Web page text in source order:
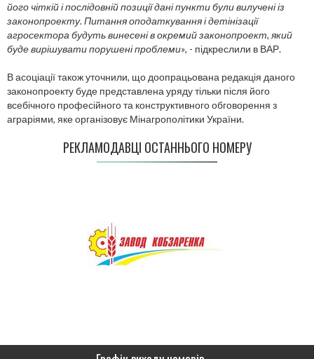
його чіткій і послідовній позиції дані пункти були вилучені із
законопроекту. Питання оподаткування і детінізації
агросектора будуть винесені в окремий законопроект, який
буде вирішувати порушені проблеми», - підкреслили в ВАР.
В асоціації також уточнили, що доопрацьована редакція даного
законопроекту буде представлена ​​уряду тільки після його
всебічного професійного та конструктивного обговорення з
аграріями, яке організовує Мінагрополітики України.
РЕКЛАМОДАВЦІ ОСТАННЬОГО НОМЕРУ